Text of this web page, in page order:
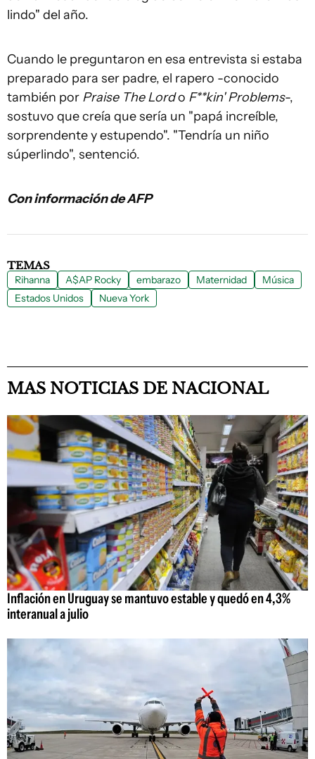
lindo" del año.
Cuando le preguntaron en esa entrevista si estaba
preparado para ser padre, el rapero -conocido
también por Praise The Lordo F**kin' Problems-,
sostuvo que creía que sería un "papá increíble,
sorprendente y estupendo". "Tendría un niño
súperlindo", sentenció.
Con información de AFP
TEMAS
Rihanna A$AP Rocky embarazo Maternidad
Música
Estados Unidos
Nueva York
MAS NOTICIAS DE NACIONAL
Inflación en Uruguay se mantuvo estable y quedó en 4,3%
interanual a julio